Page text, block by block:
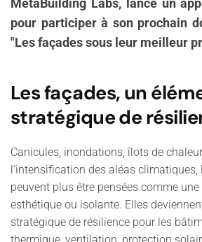
MetaBuilding Labs, lance un
pour participer à son prochain
"Les façades sous leur meilleur
Les façades, un
stratégique de
Canicules, inondations, îlots de
l’intensification des aléas climatiques,
peuvent plus être pensées comme
esthétique ou isolante. Elles
stratégique de résilience pour les